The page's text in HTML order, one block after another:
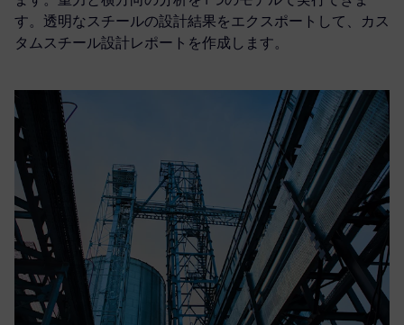
す。透明なスチールの設計結果をエクスポートして、カス
タムスチール設計レポートを作成します。